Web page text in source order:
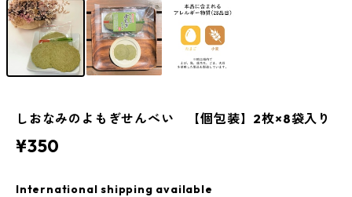
しおなみのよもぎせんべい 【個包装】2枚×8袋入り
¥350
International shipping available